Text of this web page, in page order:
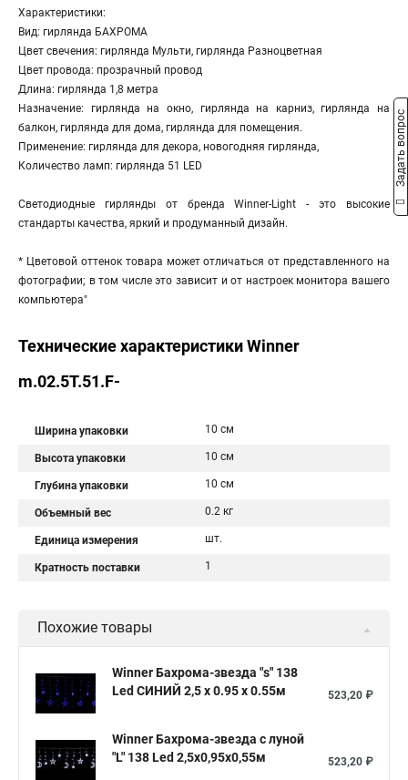
Характеристики:
Вид: гирлянда БАХРОМА
Цвет свечения: гирлянда Мульти, гирлянда Разноцветная
Цвет провода: прозрачный провод
Длина: гирлянда 1,8 метра
Назначение: гирлянда на окно, гирлянда на карниз, гирлянда на
балкон, гирлянда для дома, гирлянда для помещения.
Применение: гирлянда для декора, новогодняя гирлянда,
Количество ламп: гирлянда 51 LED
Светодиодные гирлянды от бренда Winner-Light - это высокие
стандарты качества, яркий и продуманный дизайн.
* Цветовой оттенок товара может отличаться от представленного на
фотографии; в том числе это зависит и от настроек монитора вашего
компьютера"
Технические характеристики Winner
m.02.5T.51.F-
Ширина упаковки 10 см
Высота упаковки 10 см
Глубина упаковки 10 см
Объемный вес 0.2 кг
Единица измерения шт.
Кратность поставки 1
Похожие товары
Winner Бахрома-звезда "s" 138
Led СИНИЙ 2,5 x 0.95 x 0.55м
523,20 ₽
Winner Бахрома-звезда с луной
"L" 138 Led 2,5х0,95х0,55м
523,20 ₽
Задать вопрос